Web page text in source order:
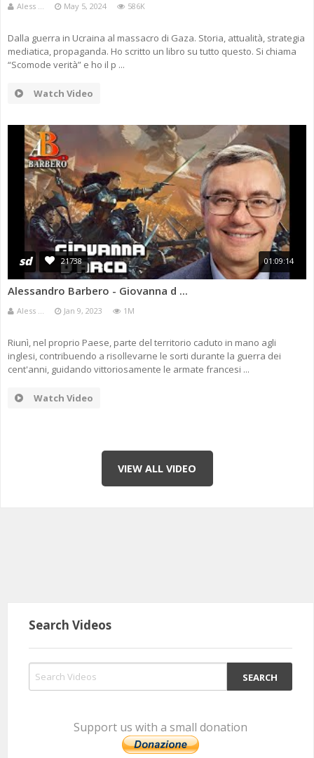
Aless ... May 5, 2024 586K
Dalla guerra in Ucraina al massacro di Gaza. Storia, attualità, strategia
mediatica, propaganda. Ho scritto un libro su tutto questo. Si chiama
“Scomode verità” e ho il p ...
Watch Video
sd 21738 01:09:14
Alessandro Barbero - Giovanna d ...
Aless ... Jan 9, 2023 1M
Riunì, nel proprio Paese, parte del territorio caduto in mano agli
inglesi, contribuendo a risollevarne le sorti durante la guerra dei
cent'anni, guidando vittoriosamente le armate francesi ...
Watch Video
VIEW ALL VIDEO
Search Videos
Support us with a small donation